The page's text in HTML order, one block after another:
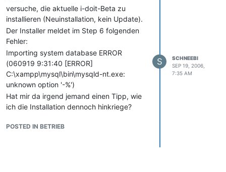
versuche, die aktuelle i-doit-Beta zu
installieren (Neuinstallation, kein Update).
Der Installer meldet im Step 6 folgenden
Fehler:
Importing system database ERROR
(060919 9:31:40 [ERROR]
C:\xampp\mysql\bin\mysqld-nt.exe:
unknown option '-%')
Hat mir da irgend jemand einen Tipp, wie
ich die Installation dennoch hinkriege?
mod_ssl/2.0.54 OpenSSL/0.9.8 PHP/5.0.5
POSTED IN BETRIEB
S
SCHNEEBI
SEP 19, 2006,
7:35 AM